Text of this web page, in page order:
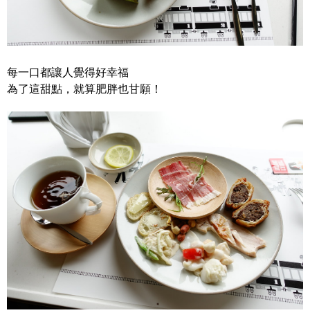
每一口都讓人覺得好幸福
為了這甜點，就算肥胖也甘願！